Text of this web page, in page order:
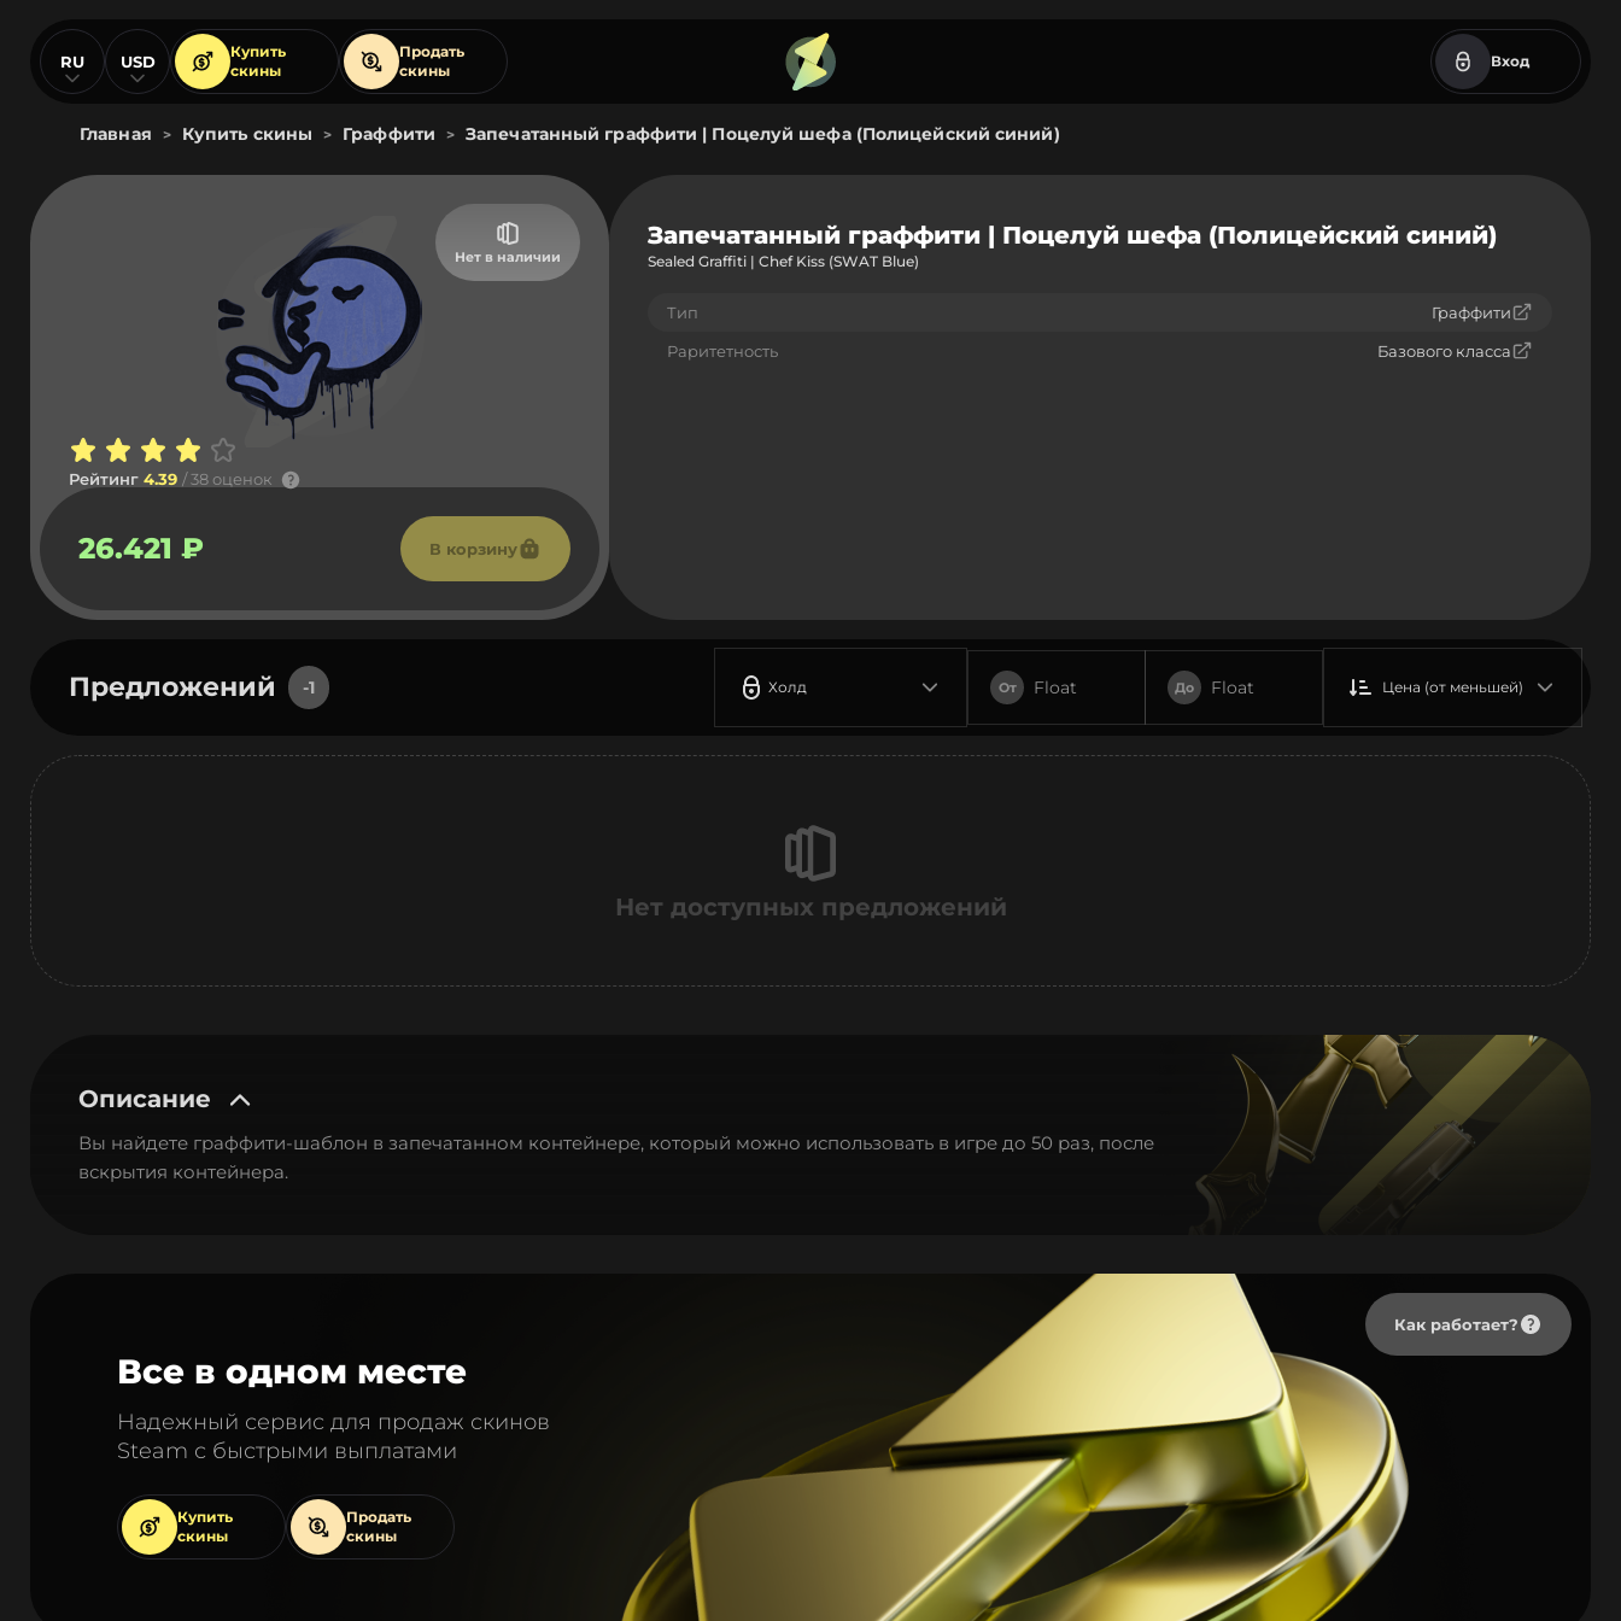
RU USD
Купить
скины
Продать
скины
Вход
Главная > Купить скины > Граффити > Запечатанный граффити | Поцелуй шефа (Полицейский синий)
Нет в наличии
Рейтинг 4.39 / 38 оценок
26.421 ₽ В корзину
Запечатанный граффити | Поцелуй шефа (Полицейский синий)
Sealed Graffiti | Chef Kiss (SWAT Blue)
Тип
Граффити
Раритетность
Базового класса
Предложений -1 Холд От Float До Float Цена (от меньшей)
Нет доступных предложений
Описание
Вы найдете граффити-шаблон в запечатанном контейнере, который можно использовать в игре до 50 раз, после
вскрытия контейнера.
Все в одном месте
Надежный сервис для продаж скинов
Steam с быстрыми выплатами
Купить
скины
Продать
скины
Как работает?